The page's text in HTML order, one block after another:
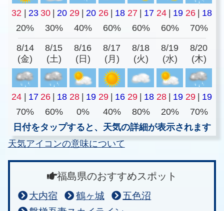
32 23 30 20 29 20 26 18 27 17 24 19 26
18
20%
30% 40% 60% 60% 60% 70%
8/14
(金)
8/15
(土)
8/16
(日)
8/17
(月)
8/18
(火)
8/19
(水)
8/20
(木)
24 17 26 18 28 19 29 16 29 18 28 19 29
19
70%
60% 0% 40% 80% 20%
70%
日付をタップすると、天気の詳細が表示されます
天気アイコンの意味について
福島県のおすすめスポット
大内宿 鶴ヶ城
五色沼